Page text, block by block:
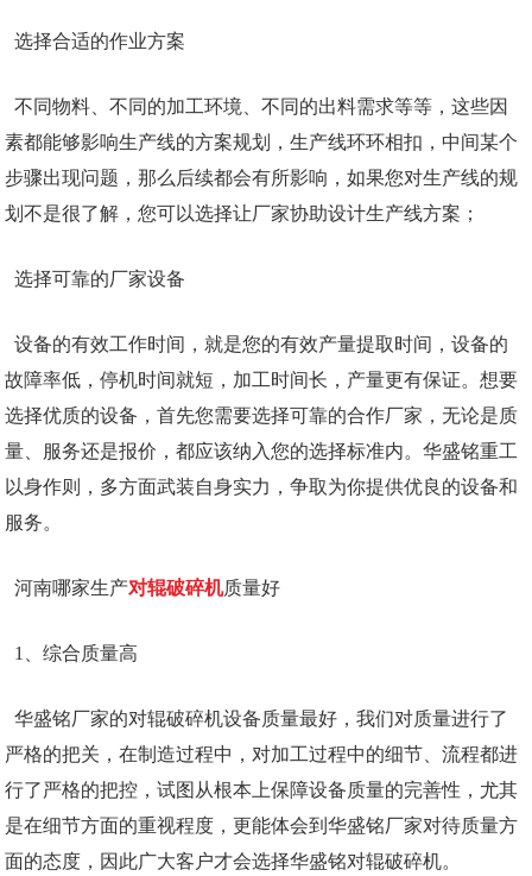
选择合适的作业方案
不同物料、不同的加工环境、不同的出料需求等等，这些因
素都能够影响生产线的方案规划，生产线环环相扣，中间某个
步骤出现问题，那么后续都会有所影响，如果您对生产线的规
划不是很了解，您可以选择让厂家协助设计生产线方案；
选择可靠的厂家设备
设备的有效工作时间，就是您的有效产量提取时间，设备的
故障率低，停机时间就短，加工时间长，产量更有保证。想要
选择优质的设备，首先您需要选择可靠的合作厂家，无论是质
量、服务还是报价，都应该纳入您的选择标准内。华盛铭重工
以身作则，多方面武装自身实力，争取为你提供优良的设备和
服务。
河南哪家生产对辊破碎机质量好
1、综合质量高
华盛铭厂家的对辊破碎机设备质量最好，我们对质量进行了
严格的把关，在制造过程中，对加工过程中的细节、流程都进
行了严格的把控，试图从根本上保障设备质量的完善性，尤其
是在细节方面的重视程度，更能体会到华盛铭厂家对待质量方
面的态度，因此广大客户才会选择华盛铭对辊破碎机。